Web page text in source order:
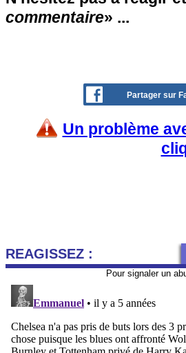
commentaire» ...
Partager sur
Un problème
REAGISSEZ :
Pour signaler un